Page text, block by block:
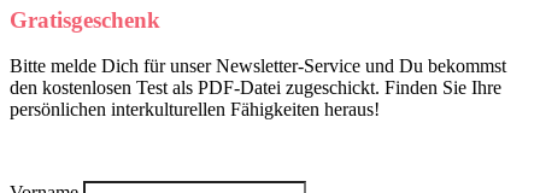
Gratisgeschenk
Bitte melde Dich für unser Newsletter-Service und Du bekommst
den kostenlosen Test als PDF-Datei zugeschickt. Finden Sie Ihre
persönlichen interkulturellen Fähigkeiten heraus!